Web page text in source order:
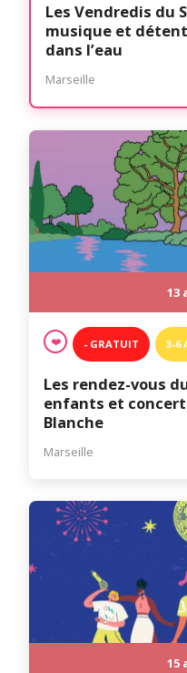
Les Vendredis du
musique et
dans l’eau
Marseille
13
❤️ - GRATUIT 3-6
Les rendez-vous
enfants et
Blanche
Marseille
15